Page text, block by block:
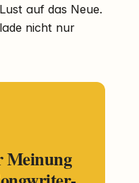
auf das Neue.
nicht nur
Meinung